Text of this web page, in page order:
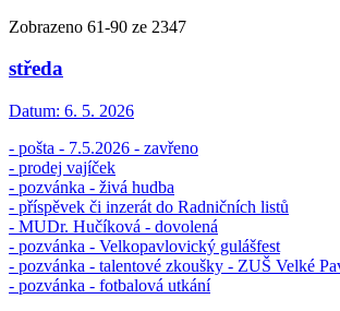
Zobrazeno 61-90 ze 2347
středa
Datum: 6. 5. 2026
- pošta - 7.5.2026 - zavřeno
- prodej vajíček
- pozvánka - živá hudba
- příspěvek či inzerát do Radničních listů
- MUDr. Hučíková - dovolená
- pozvánka - Velkopavlovický gulášfest
- pozvánka - talentové zkoušky - ZUŠ Velké
- pozvánka - fotbalová utkání